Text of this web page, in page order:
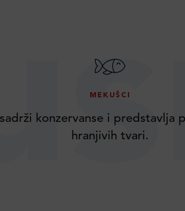
MEKUŠCI
konzervanse i predstavlja
hranjivih tvari.